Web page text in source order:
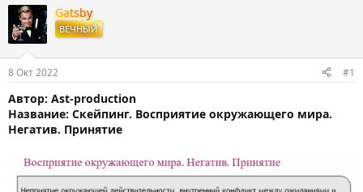
т
о
р
т
е
м
ы
т
а
н
а
л
а
Gatsby
ВЕЧНЫЙ
8 Окт 2022 #1
Автор: Аst-production
Название: Скейпинг. Восприятие окружающего мира.
Негатив. Принятие